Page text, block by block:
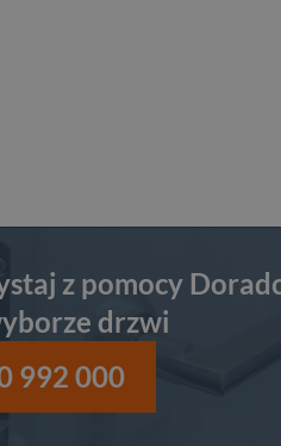
z pomocy
drzwi
992 000